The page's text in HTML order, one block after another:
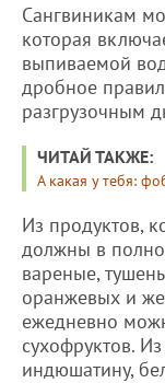
Сангвиникам
которая
выпиваемой
дробное
разгрузочным
ЧИТАЙ ТАКЖЕ:
А какая у тебя:
Из продуктов,
должны в
вареные,
оранжевых и
ежедневно
сухофруктов.
индюшатину,